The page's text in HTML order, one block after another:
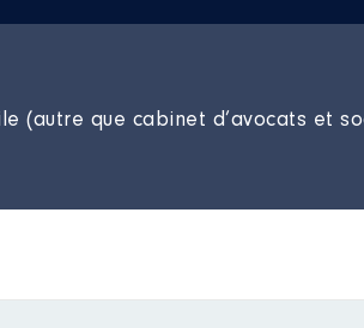
(autre que cabinet d’avocats et